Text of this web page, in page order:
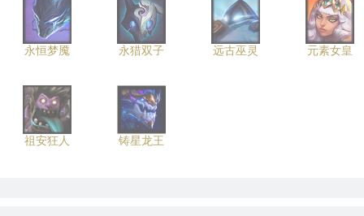
永恒梦魇 永猎双子 远古巫灵 元素女皇
祖安狂人 铸星龙王